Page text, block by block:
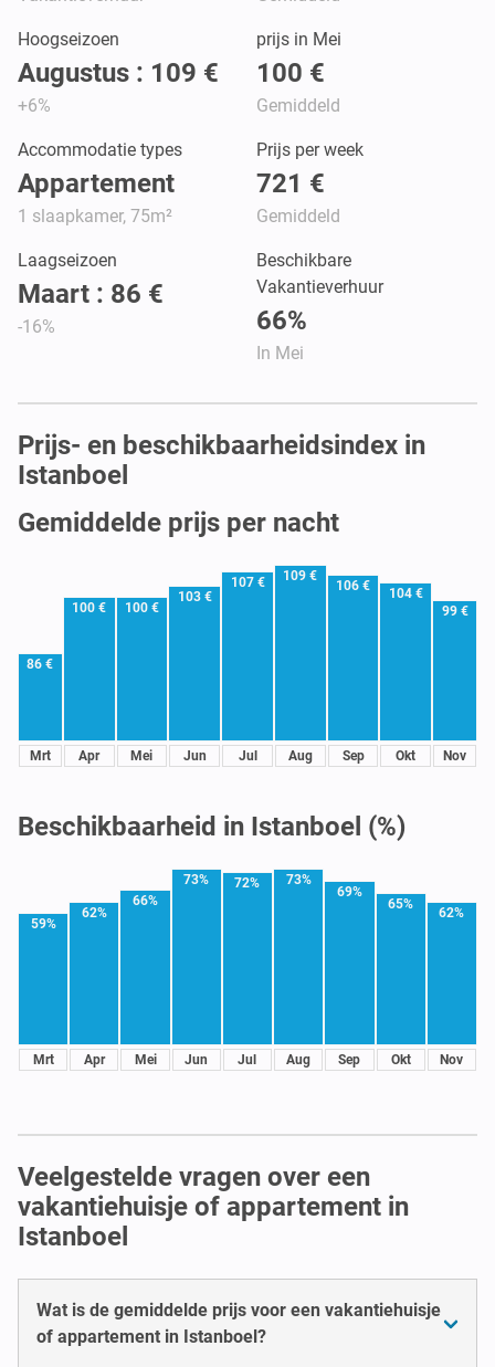
Hoogseizoen
Augustus : 109 €
+6%
prijs in Mei
100 €
Gemiddeld
Accommodatie types
Appartement
1 slaapkamer, 75m²
Prijs per week
721 €
Gemiddeld
Laagseizoen
Maart : 86 €
-16%
Beschikbare
Vakantieverhuur
66%
In Mei
Prijs- en beschikbaarheidsindex in
Istanboel
Gemiddelde prijs per nacht
86 €
Mrt
100 €
Apr
100 €
Mei
103 €
Jun
107 €
Jul
109 €
Aug
106 €
Sep
104 €
Okt
99 €
Nov
Beschikbaarheid in Istanboel (%)
59%
Mrt
62%
Apr
66%
Mei
73%
Jun
72%
Jul
73%
Aug
69%
Sep
65%
Okt
62%
Nov
Veelgestelde vragen over een
vakantiehuisje of appartement in
Istanboel
Wat is de gemiddelde prijs voor een vakantiehuisje
of appartement in Istanboel?